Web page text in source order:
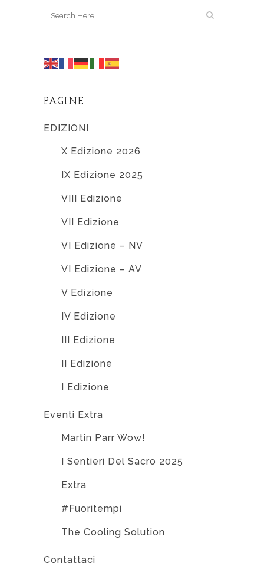
PAGINE
EDIZIONI
X Edizione 2026
IX Edizione 2025
VIII Edizione
VII Edizione
VI Edizione – NV
VI Edizione – AV
V Edizione
IV Edizione
III Edizione
II Edizione
I Edizione
Eventi Extra
Martin Parr Wow!
I Sentieri Del Sacro 2025
Extra
#Fuoritempi
The Cooling Solution
Contattaci